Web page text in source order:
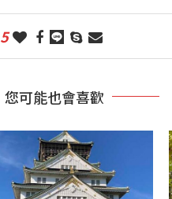
5
您可能也會喜歡